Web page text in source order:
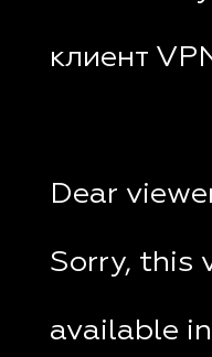
клиент
Dear
Sorry, this
available